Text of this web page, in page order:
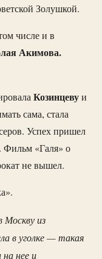
Золушкой.
числе и в
Акимова.
Козинцевуи
сама, стала
Успех пришел
Фильм «Галя» о
не вышел.
Москву из
в уголке — такая
на нее и